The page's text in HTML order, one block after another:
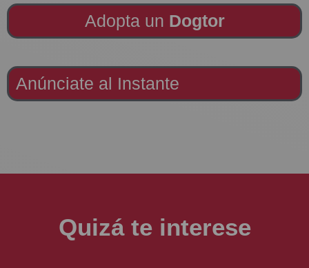
Adopta un Dogtor
Anúnciate al Instante
Quizá te interese